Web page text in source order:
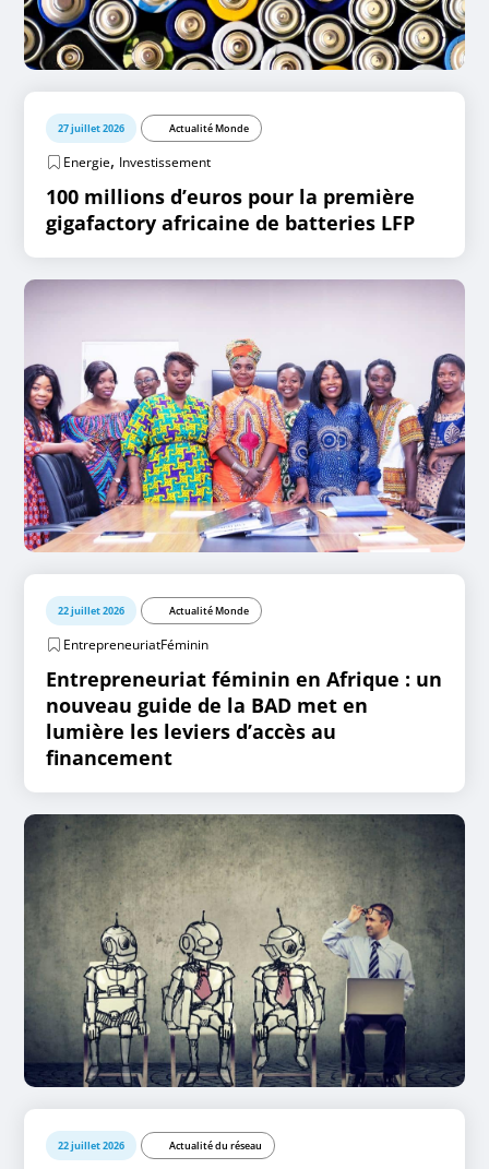
27 juillet 2026 Actualité Monde
Energie, Investissement
100 millions d’euros pour la première
gigafactory africaine de batteries LFP
22 juillet 2026 Actualité Monde
EntrepreneuriatFéminin
Entrepreneuriat féminin en Afrique : un
nouveau guide de la BAD met en
lumière les leviers d’accès au
financement
22 juillet 2026 Actualité du réseau